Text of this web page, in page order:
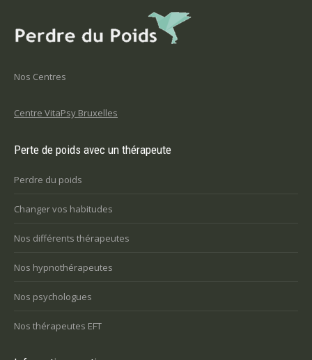
Nos Centres
Centre VitaPsy Bruxelles
Perte de poids avec un thérapeute
Perdre du poids
Changer vos habitudes
Nos différents thérapeutes
Nos hypnothérapeutes
Nos psychologues
Nos thérapeutes EFT